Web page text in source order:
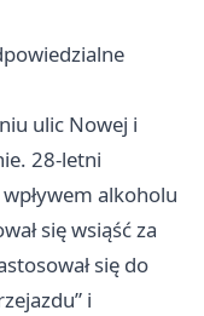
ulic Nowej i
28-letni
alkoholu
się wsiąść za
się do
i